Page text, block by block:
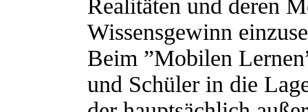
Realitäten und deren
Wissensgewinn
Beim ”Mobilen
und Schüler in die